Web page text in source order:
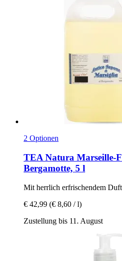
2 Optionen
TEA Natura Marseille-​
Bergamotte, 5 l
Mit herrlich erfrischendem
€ 42,99 (€ 8,60 / l)
Zustellung bis 11. August